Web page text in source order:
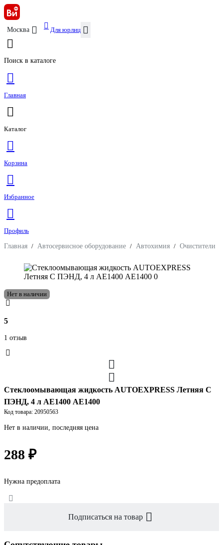
Москва Для юрлиц
Поиск в каталоге
Главная
Каталог
Корзина
Избранное
Профиль
Главная / Автосервисное оборудование / Автохимия / Очистители
Нет в наличии
5
1 отзыв
Стеклоомывающая жидкость AUTOEXPRESS Летняя C
ПЭНД, 4 л АЕ1400 АЕ1400
Код товара: 20950563
Нет в наличии, последняя цена
288 ₽
Нужна предоплата
Подписаться на товар